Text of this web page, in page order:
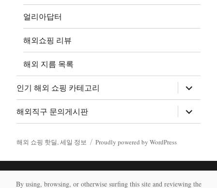
장
얼리아답터
해외쇼핑 리뷰
해외 지름 목록
인기 해외 쇼핑 카테고리
위
메
뉴
확
장
해외직구 문의게시판
위
메
해외 쇼핑 핫딜, 세일 정보 Proudly powered by WordPress